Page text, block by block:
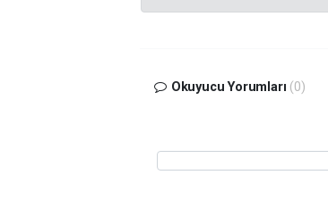
Okuyucu Yorumları (0)